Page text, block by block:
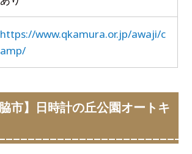
https://www.qkamura.or.jp/awaji/c
amp/
脇市】日時計の丘公園オートキ